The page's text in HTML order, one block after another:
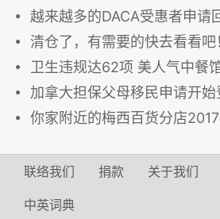
越来越多的DACA受惠者申请
清仓了，有需要的快去看看吧！
卫生违规达62项 美人气中餐
加拿大担保父母移民申请开始
你家附近的梅西百货分店
联络我们 捐款 关于我们
中英词典